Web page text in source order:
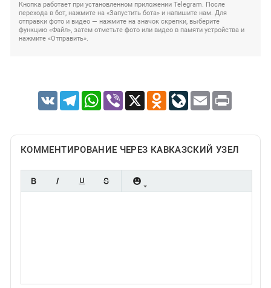
Кнопка работает при установленном приложении Telegram. После
перехода в бот, нажмите на «Запустить бота» и напишите нам. Для
отправки фото и видео — нажмите на значок скрепки, выберите
функцию «Файл», затем отметьте фото или видео в памяти устройства и
нажмите «Отправить».
VK TelegramWhatsApp
Viber X Odnoklassniki
LiveJournal
Email Print
КОММЕНТИРОВАНИЕ ЧЕРЕЗ КАВКАЗСКИЙ УЗЕЛ